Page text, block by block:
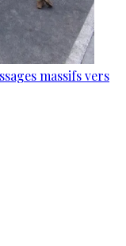
massifs vers